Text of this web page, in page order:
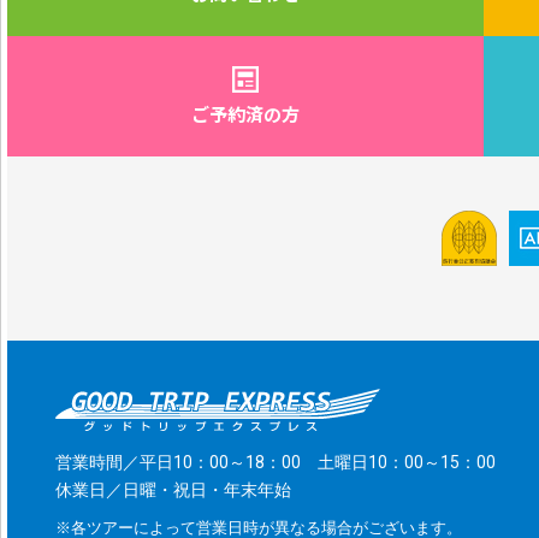
ご予約済の方
営業時間／平日10：00～18：00 土曜日10：00～15：00
休業日／日曜・祝日・年末年始
※各ツアーによって営業日時が異なる場合がございます。